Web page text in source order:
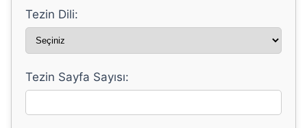
Tezin Dili:
Tezin Sayfa Sayısı: